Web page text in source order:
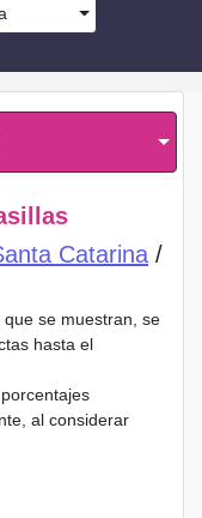
Catarina /
se muestran, se
hasta el
al considerar